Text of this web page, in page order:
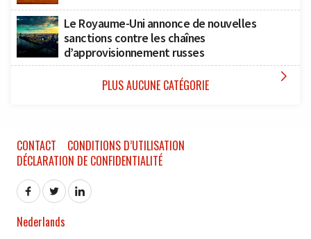
Le Royaume-Uni annonce de nouvelles
sanctions contre les chaînes
d’approvisionnement russes
PLUS AUCUNE CATÉGORIE 
CONTACT
CONDITIONS D’UTILISATION
DÉCLARATION DE CONFIDENTIALITÉ
Nederlands